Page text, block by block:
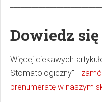
Dowiedz
Więcej ciekawych
Stomatologiczny" -
prenumeratę w naszym